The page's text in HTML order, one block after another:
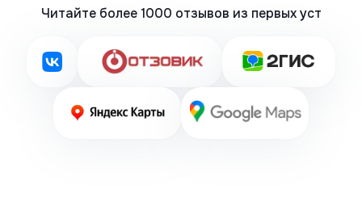
Читайте более 1000 отзывов из первых уст